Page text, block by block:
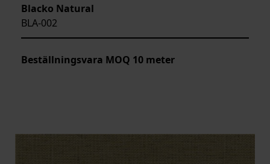
Blacko Natural
BLA-002
Beställningsvara MOQ 10 meter